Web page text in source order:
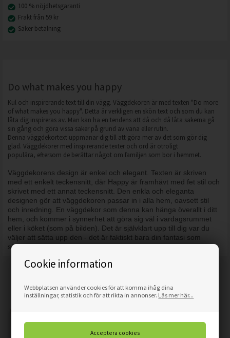
Cookie information
Webbplatsen använder cookies för att komma ihåg dina
inställningar, statistik och för att rikta in annonser. Läs mer här...
100 % nöjdhetsgaranti
Frakt från 59 kr
Säker betalning
Do what makes you happy
Kul och inspirerande text till din vägg. Väggdekoren är med texten "Do more
of what makes you happy". Detta är verkligen en skön text och som du kan
låta dig inspireras av. Man kan ha en tendens att då och då låta sakerna gå
sin gång och göra vissa saker på grund av vana eller rutin.
Denna väggdekortext uppmanar dig till att göra mer av det som gör dig
glad. Väggdekorer med inspirerande texter och ord är otroligt
populära, eftersom de berättar något om familjen som bor i hemmet.
Väggdekorens design är enkel och elegant. Texten är skriven
med ett enkelt teckensnitt, där Happy är framhävt med fet stil och
skrivet med ett annat teckensnitt. Den enkla och eleganta
designen gör att väggdekoren passar in i alla hem, oavsett stil
och inredning. En väggdekor som denna kan hänga överallt i ditt
hem, och kommer i synnerhet att göra sig väl i vardagsrummet
eller i köket (som på bilden). Det är självklart upp till dig var du
väljer att sätta upp den - det är faktiskt bara din fantasi som
sätter gränserna.
Alternativa produkter